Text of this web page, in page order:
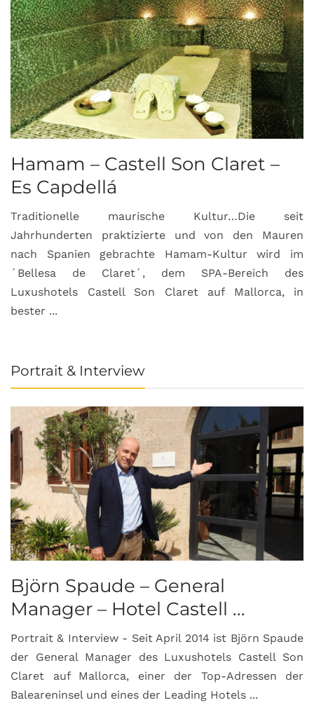
Hamam – Castell Son Claret –
Es Capdellá
Traditionelle maurische Kultur…Die seit
Jahrhunderten praktizierte und von den Mauren
nach Spanien gebrachte Hamam-Kultur wird im
´Bellesa de Claret´, dem SPA-Bereich des
Luxushotels Castell Son Claret auf Mallorca, in
bester ...
Portrait & Interview
Björn Spaude – General
Manager – Hotel Castell ...
Portrait & Interview - Seit April 2014 ist Björn Spaude
der General Manager des Luxushotels Castell Son
Claret auf Mallorca, einer der Top-Adressen der
Baleareninsel und eines der Leading Hotels ...